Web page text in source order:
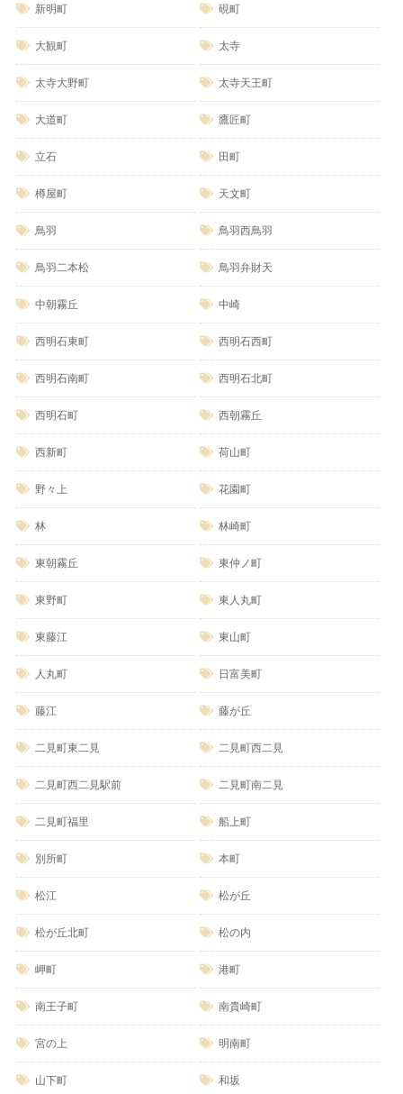
新明町 硯町
大観町 太寺
太寺大野町 太寺天王町
大道町 鷹匠町
立石 田町
樽屋町 天文町
鳥羽 鳥羽西鳥羽
鳥羽二本松 鳥羽弁財天
中朝霧丘 中崎
西明石東町 西明石西町
西明石南町 西明石北町
西明石町 西朝霧丘
西新町 荷山町
野々上 花園町
林 林崎町
東朝霧丘 東仲ノ町
東野町 東人丸町
東藤江 東山町
人丸町 日富美町
藤江 藤が丘
二見町東二見 二見町西二見
二見町西二見駅前 二見町南二見
二見町福里 船上町
別所町 本町
松江 松が丘
松が丘北町 松の内
岬町 港町
南王子町 南貴崎町
宮の上 明南町
山下町 和坂